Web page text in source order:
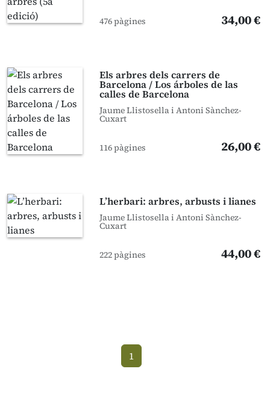
476 pàgines 34,00 €
Els arbres dels carrers de
Barcelona / Los árboles de las
calles de Barcelona
Jaume Llistosella i Antoni Sànchez-
Cuxart
116 pàgines 26,00 €
L’herbari: arbres, arbusts i lianes
Jaume Llistosella i Antoni Sànchez-
Cuxart
222 pàgines 44,00 €
1